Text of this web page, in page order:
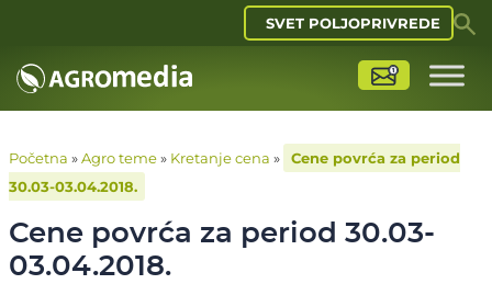
SVET POLJOPRIVREDE
Početna »Agro teme» Kretanje cena »
Cene povrća za period
30.03-03.04.2018.
Cene povrća za period 30.03-
03.04.2018.